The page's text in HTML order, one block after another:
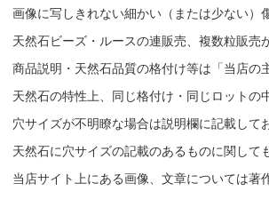
画像に写しきれない細かい（または少ない）
天然石ビーズ・ルースの連販売、複数粒販売
商品説明・天然石品質の格付け等は「当店の
天然石の特性上、同じ格付け・同じロットの
穴サイズが不明瞭な場合は説明欄に記載して
天然石に穴サイズの記載のあるものに関して
当店サイト上にある画像、文章については著